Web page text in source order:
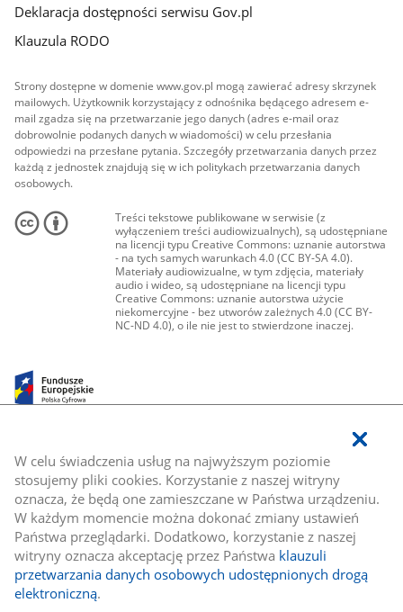
W celu świadczenia usług na najwyższym poziomie
stosujemy pliki cookies. Korzystanie z naszej witryny
oznacza, że będą one zamieszczane w Państwa urządzeniu.
W każdym momencie można dokonać zmiany ustawień
Państwa przeglądarki. Dodatkowo, korzystanie z naszej
witryny oznacza akceptację przez Państwa klauzuli
przetwarzania danych osobowych udostępnionych drogą
elektroniczną.
Deklaracja dostępności serwisu Gov.pl
Klauzula RODO
Strony dostępne w domenie www.gov.pl mogą zawierać adresy skrzynek
mailowych. Użytkownik korzystający z odnośnika będącego adresem e-
mail zgadza się na przetwarzanie jego danych (adres e-mail oraz
dobrowolnie podanych danych w wiadomości) w celu przesłania
odpowiedzi na przesłane pytania. Szczegóły przetwarzania danych przez
każdą z jednostek znajdują się w ich politykach przetwarzania danych
osobowych.
Treści tekstowe publikowane w serwisie (z
wyłączeniem treści audiowizualnych), są udostępniane
na licencji typu Creative Commons: uznanie autorstwa
- na tych samych warunkach 4.0 (CC BY-SA 4.0).
Materiały audiowizualne, w tym zdjęcia, materiały
audio i wideo, są udostępniane na licencji typu
Creative Commons: uznanie autorstwa użycie
niekomercyjne - bez utworów zależnych 4.0 (CC BY-
NC-ND 4.0), o ile nie jest to stwierdzone inaczej.